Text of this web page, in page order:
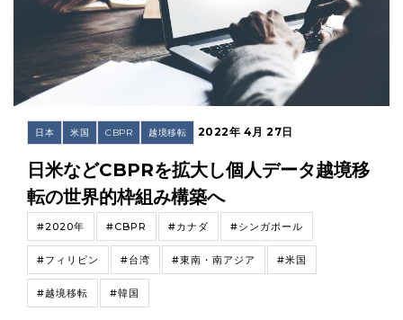
日本 米国 CBPR 越境移転 2022年 4月 27日
日米などCBPRを拡大し個人データ越境移
転の世界的枠組み構築へ
#2020年 #CBPR #カナダ #シンガポール
#フィリピン #台湾 #東南・南アジア #米国
#越境移転 #韓国